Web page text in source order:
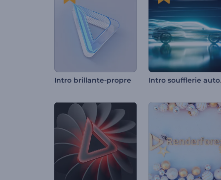
Intro brillante-propre